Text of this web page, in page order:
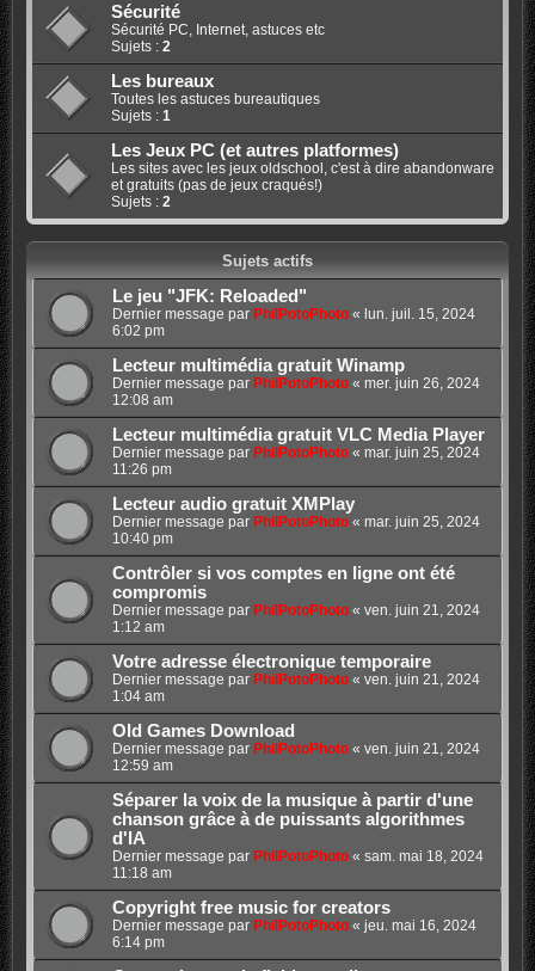
Sécurité
Sécurité PC, Internet, astuces etc
Sujets : 2
Les bureaux
Toutes les astuces bureautiques
Sujets : 1
Les Jeux PC (et autres platformes)
Les sites avec les jeux oldschool, c'est à dire abandonware
et gratuits (pas de jeux craqués!)
Sujets : 2
Sujets actifs
Le jeu "JFK: Reloaded"
Dernier message par PhilPotoPhoto« lun. juil. 15, 2024
6:02 pm
Lecteur multimédia gratuit Winamp
Dernier message par PhilPotoPhoto« mer. juin 26, 2024
12:08 am
Lecteur multimédia gratuit VLC Media Player
Dernier message par PhilPotoPhoto« mar. juin 25, 2024
11:26 pm
Lecteur audio gratuit XMPlay
Dernier message par PhilPotoPhoto« mar. juin 25, 2024
10:40 pm
Contrôler si vos comptes en ligne ont été
compromis
Dernier message par PhilPotoPhoto« ven. juin 21, 2024
1:12 am
Votre adresse électronique temporaire
Dernier message par PhilPotoPhoto« ven. juin 21, 2024
1:04 am
Old Games Download
Dernier message par PhilPotoPhoto« ven. juin 21, 2024
12:59 am
Séparer la voix de la musique à partir d'une
chanson grâce à de puissants algorithmes
d'IA
Dernier message par PhilPotoPhoto« sam. mai 18, 2024
11:18 am
Copyright free music for creators
Dernier message par PhilPotoPhoto« jeu. mai 16, 2024
6:14 pm